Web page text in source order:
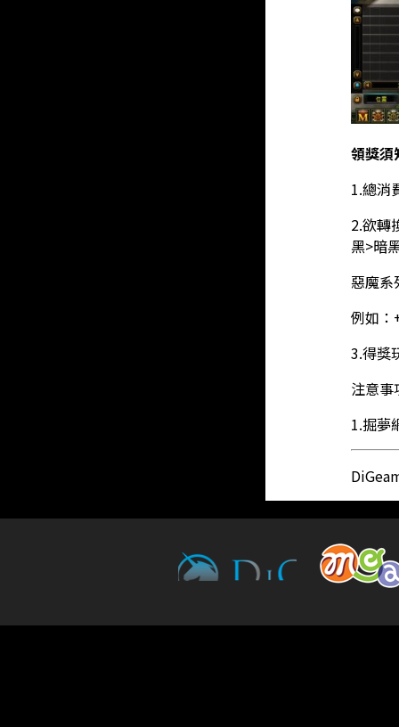
領獎須
1.總消
2.欲轉
黑>暗
惡魔系
例如：
3.得獎
注意事
1.掘夢